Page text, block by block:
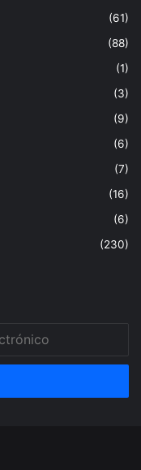
(61)
(88)
(1)
(3)
(9)
(6)
(7)
(16)
(6)
(230)